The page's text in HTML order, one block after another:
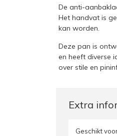
De anti-
Het handvat is
kan worden.
Deze pan is
en heeft diverse
over stile en
Extra
Geschikt